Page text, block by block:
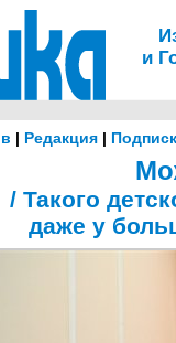
и
| Редакция|
/ Такого
даже у